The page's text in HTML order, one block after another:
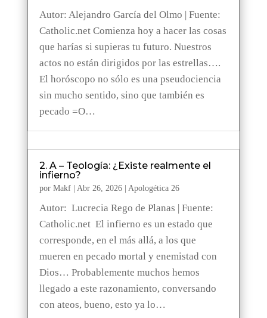
Autor: Alejandro García del Olmo | Fuente:
Catholic.net Comienza hoy a hacer las cosas
que harías si supieras tu futuro. Nuestros
actos no están dirigidos por las estrellas….
El horóscopo no sólo es una pseudociencia
sin mucho sentido, sino que también es
pecado =O…
2. A – Teología: ¿Existe realmente el
infierno?
por Makf| Abr 26, 2026| Apologética 26
Autor: Lucrecia Rego de Planas | Fuente:
Catholic.net El infierno es un estado que
corresponde, en el más allá, a los que
mueren en pecado mortal y enemistad con
Dios… Probablemente muchos hemos
llegado a este razonamiento, conversando
con ateos, bueno, esto ya lo…